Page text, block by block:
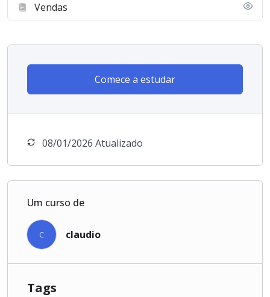
Vendas
Comece a estudar
08/01/2026 Atualizado
Um curso de
C claudio
Tags